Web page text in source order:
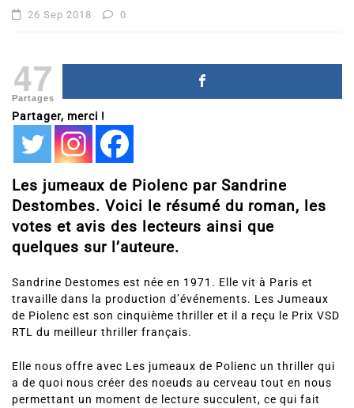
26 Sep 2018 0
47
Partages
Partager, merci !
Les jumeaux de Piolenc par Sandrine
Destombes. Voici le résumé du roman, les
votes et avis des lecteurs ainsi que
quelques sur l’auteure.
Sandrine Destomes est née en 1971. Elle vit à Paris et
travaille dans la production d’événements. Les Jumeaux
de Piolenc est son cinquième thriller et il a reçu le Prix VSD
RTL du meilleur thriller français.
Elle nous offre avec Les jumeaux de Polienc un thriller qui
a de quoi nous créer des noeuds au cerveau tout en nous
permettant un moment de lecture succulent, ce qui fait